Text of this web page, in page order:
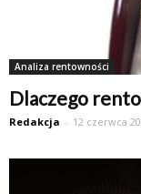
Analiza rentowności
Dlaczego
Redakcja - 12 czerwca